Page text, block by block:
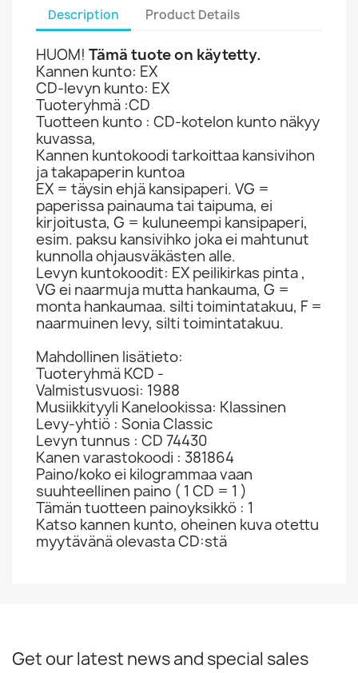
Description Product Details
HUOM! Tämä tuote on käytetty.
Kannen kunto: EX
CD-levyn kunto: EX
Tuoteryhmä :CD
Tuotteen kunto : CD-kotelon kunto näkyy
kuvassa,
Kannen kuntokoodi tarkoittaa kansivihon
ja takapaperin kuntoa
EX = täysin ehjä kansipaperi. VG =
paperissa painauma tai taipuma, ei
kirjoitusta, G = kuluneempi kansipaperi,
esim. paksu kansivihko joka ei mahtunut
kunnolla ohjausväkästen alle.
Levyn kuntokoodit: EX peilikirkas pinta ,
VG ei naarmuja mutta hankauma, G =
monta hankaumaa. silti toimintatakuu, F =
naarmuinen levy, silti toimintatakuu.
Mahdollinen lisätieto:
Tuoteryhmä KCD -
Valmistusvuosi: 1988
Musiikkityyli Kanelookissa: Klassinen
Levy-yhtiö : Sonia Classic
Levyn tunnus : CD 74430
Kanen varastokoodi : 381864
Paino/koko ei kilogrammaa vaan
suuhteellinen paino ( 1 CD = 1 )
Tämän tuotteen painoyksikkö : 1
Katso kannen kunto, oheinen kuva otettu
myytävänä olevasta CD:stä
Get our latest news and special sales